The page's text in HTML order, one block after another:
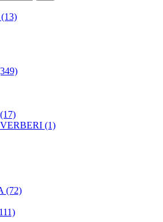
(13)
(17)
(1)
(72)